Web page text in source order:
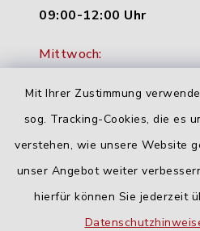
Mit Ihrer Zustimmung
sog. Tracking-Cookies, die es
verstehen, wie unsere Website
unser Angebot weiter
hierfür können Sie jederzeit
09:00-12:00 Uhr
Mittwoch:
Freitag:
geschlossen
Quicklinks